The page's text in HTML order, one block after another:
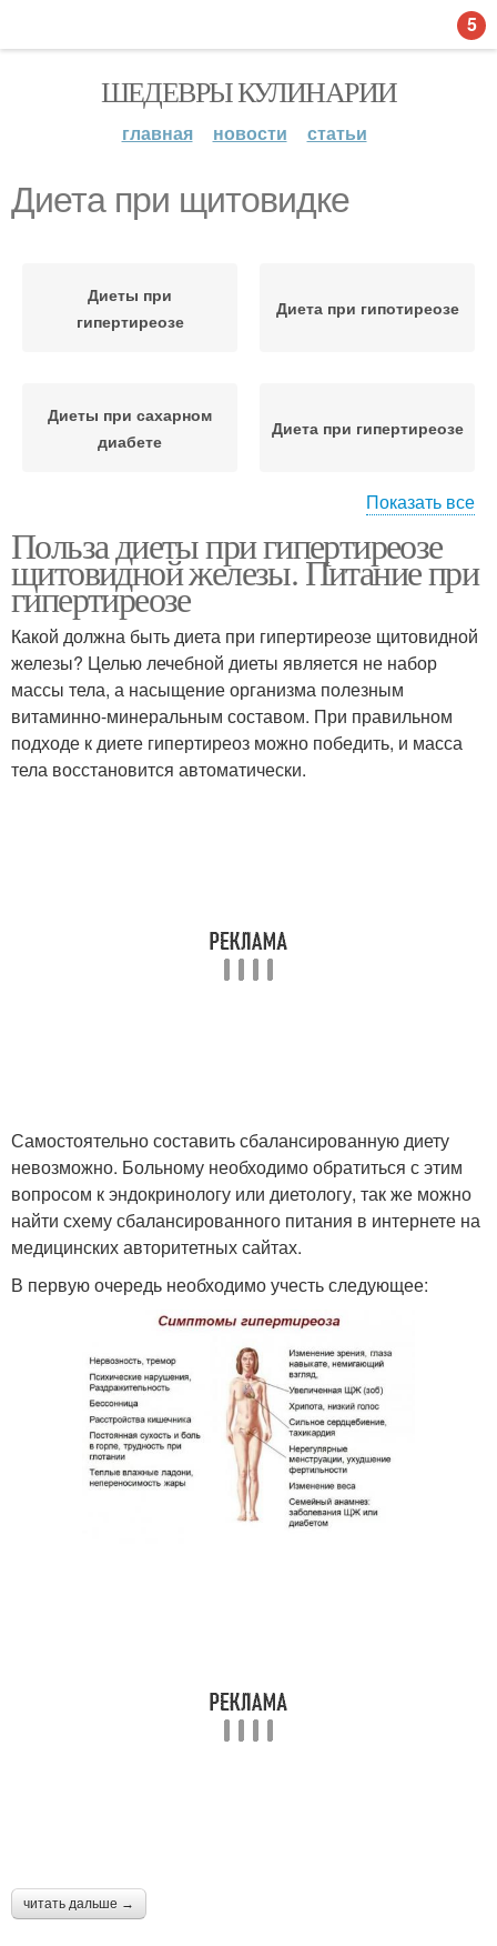
ШЕДЕВРЫ КУЛИНАРИИ
главная новости статьи
Диета при щитовидке
Диеты при
гипертиреозе
Диета при гипотиреозе
Диеты при сахарном
диабете
Диета при гипертиреозе
железы
Диета в помощь
Диета на неделю Диеты при болезнях
Показать все
Польза диеты при гипертиреозе
щитовидной железы. Питание при
гипертиреозе
Какой должна быть диета при гипертиреозе щитовидной
железы? Целью лечебной диеты является не набор
массы тела, а насыщение организма полезным
витаминно-минеральным составом. При правильном
подходе к диете гипертиреоз можно победить, и масса
тела восстановится автоматически.
Самостоятельно составить сбалансированную диету
невозможно. Больному необходимо обратиться с этим
вопросом к эндокринологу или диетологу, так же можно
найти схему сбалансированного питания в интернете на
медицинских авторитетных сайтах.
В первую очередь необходимо учесть следующее:
читать дальше →
5